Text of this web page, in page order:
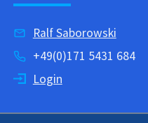
Ralf Saborowski
+49(0)171 5431 684
Login